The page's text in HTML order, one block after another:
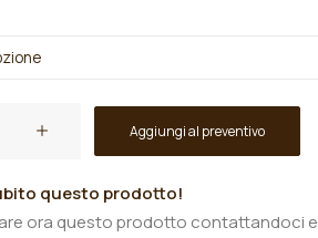
Aggiungi al preventivo
questo prodotto!
ora questo prodotto contattandoci e